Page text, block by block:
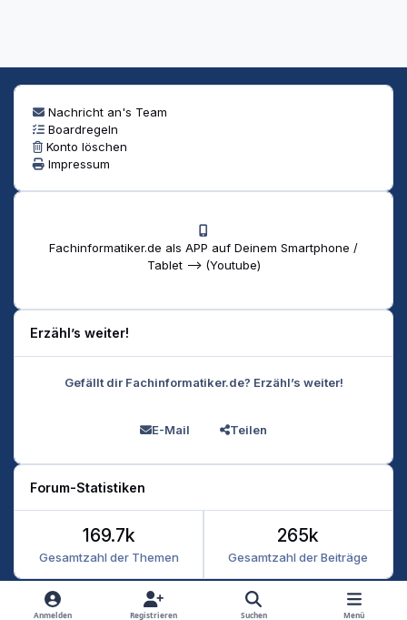
Nachricht an's Team
Boardregeln
Konto löschen
Impressum
Fachinformatiker.de als APP auf Deinem Smartphone /
Tablet --> (Youtube)
Erzähl’s weiter!
Gefällt dir Fachinformatiker.de? Erzähl’s weiter!
E-Mail Teilen
Forum-Statistiken
Gesamtzahl der Themen
169.7k
Gesamtzahl der Beiträge
265k
Heller Modus
Dunkler Modus
Systemeinstellung
Anmelden Registrieren Suchen Menü